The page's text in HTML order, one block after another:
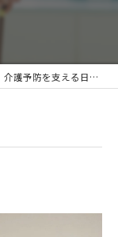
介護予防を支える日本製サプリ